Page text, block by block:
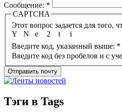
Сообщение: *
CAPTCHA
i
t
2
e
N
Y
Введите код, указанный выше: *
Введите код без пробелов и с
Тэги в Tags